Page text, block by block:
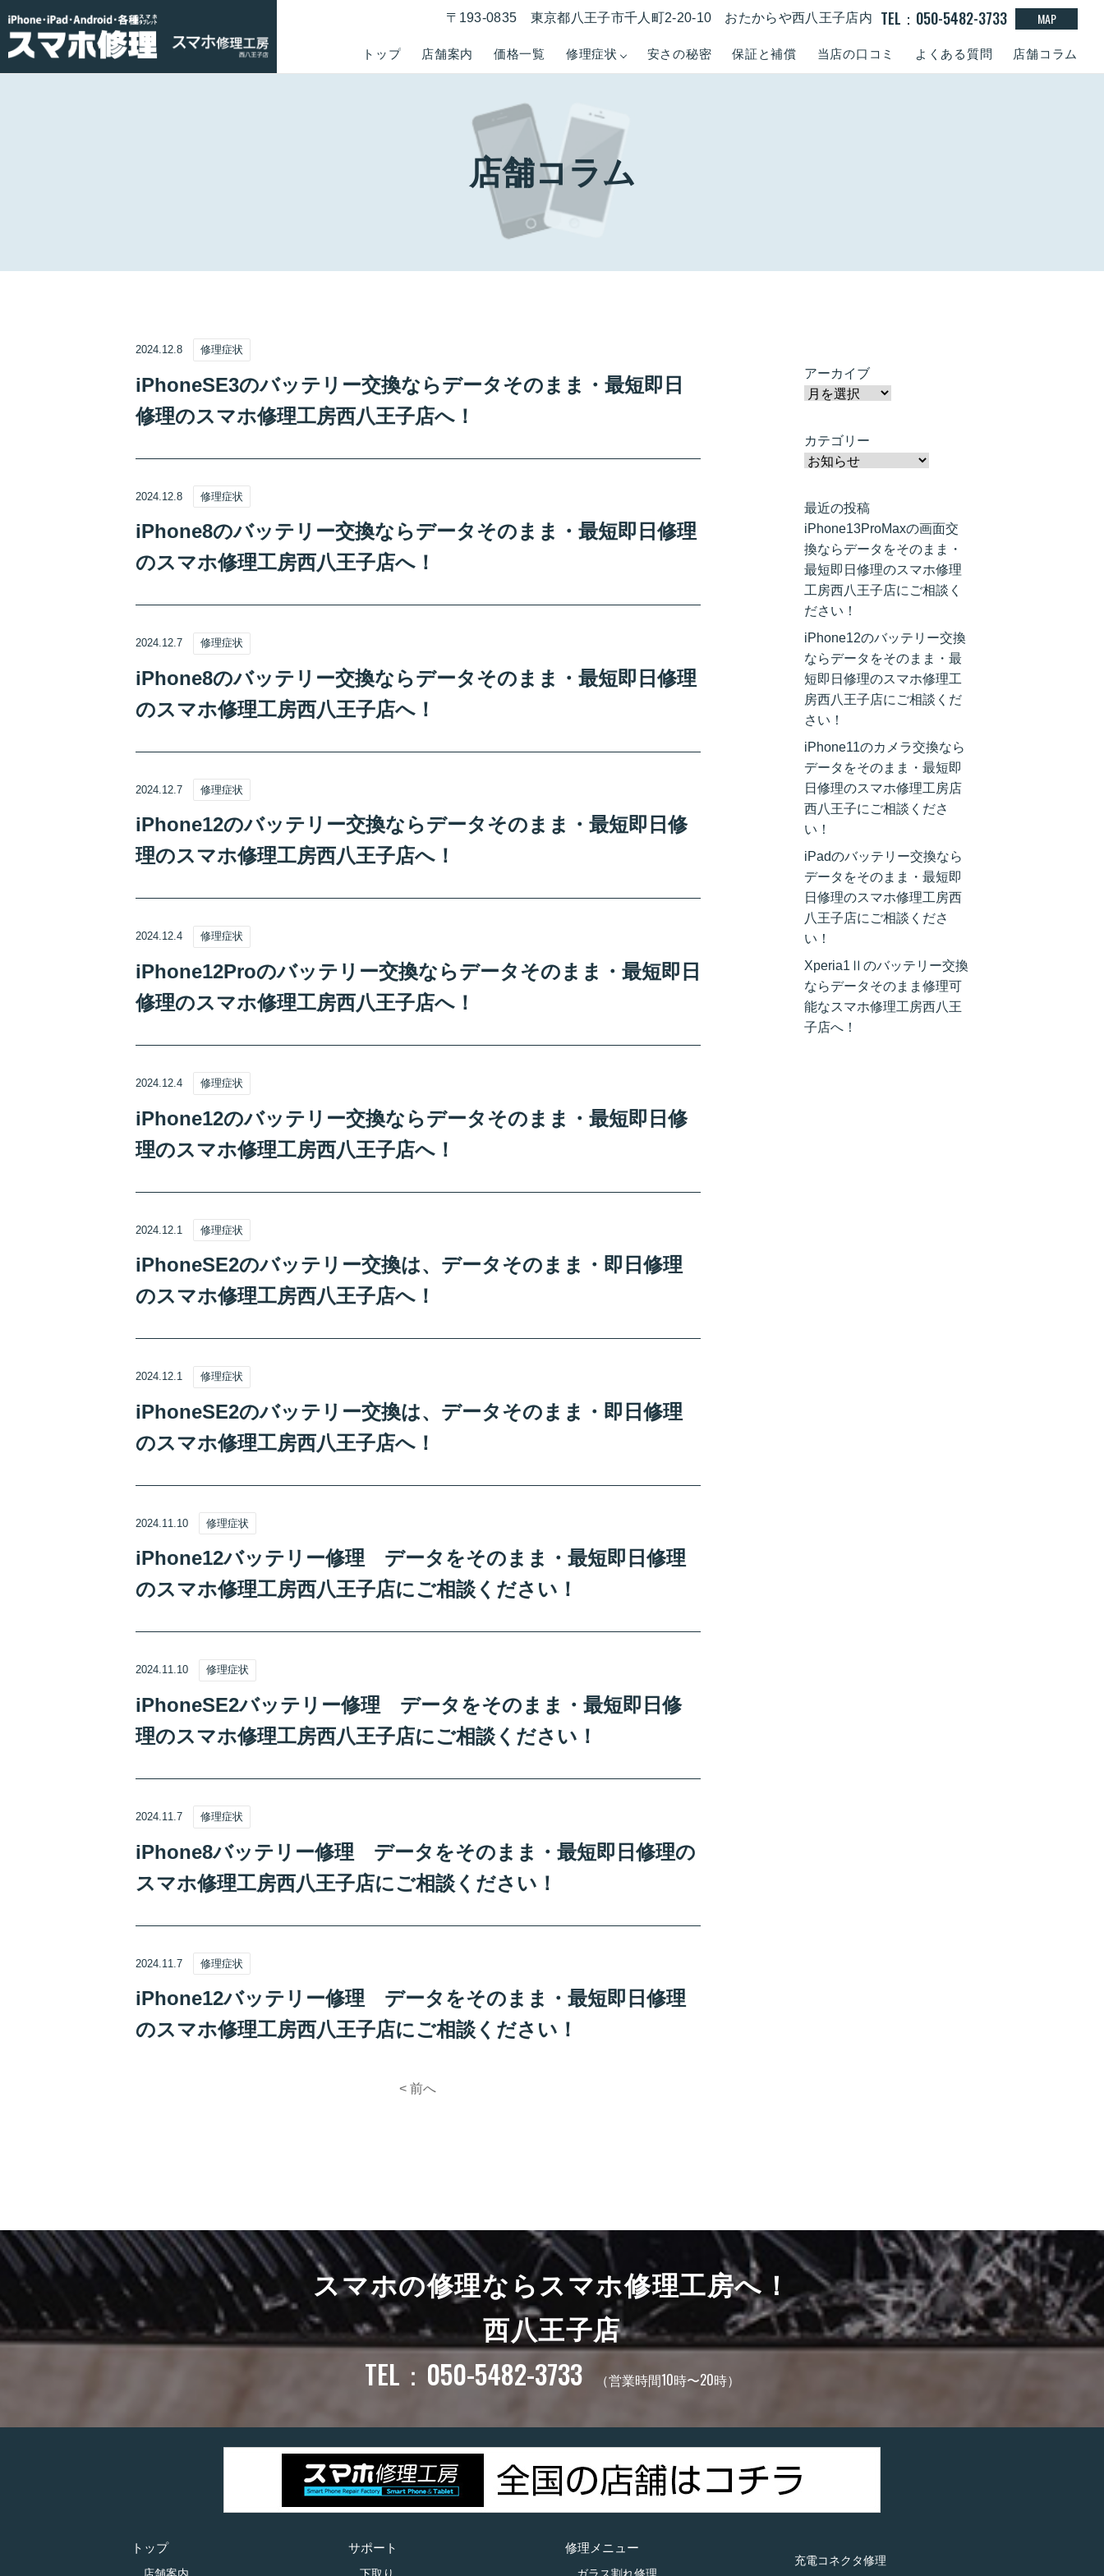
トップ 店舗案内 価格一覧 修理症状 安さの秘密 保証と補償 当店の口コミ よくある質問 店舗コラム
〒193-0835 東京都八王子市千人町2-20-10 おたからや西八王子店内 TEL：050-5482-3733 MAP
店舗コラム
2024.12.8 修理症状
iPhoneSE3のバッテリー交換ならデータそのまま・最短即日
修理のスマホ修理工房西八王子店へ！
2024.12.8 修理症状
iPhone8のバッテリー交換ならデータそのまま・最短即日修理
のスマホ修理工房西八王子店へ！
2024.12.7 修理症状
iPhone8のバッテリー交換ならデータそのまま・最短即日修理
のスマホ修理工房西八王子店へ！
2024.12.7 修理症状
iPhone12のバッテリー交換ならデータそのまま・最短即日修
理のスマホ修理工房西八王子店へ！
2024.12.4 修理症状
iPhone12Proのバッテリー交換ならデータそのまま・最短即日
修理のスマホ修理工房西八王子店へ！
2024.12.4 修理症状
iPhone12のバッテリー交換ならデータそのまま・最短即日修
理のスマホ修理工房西八王子店へ！
2024.12.1 修理症状
iPhoneSE2のバッテリー交換は、データそのまま・即日修理
のスマホ修理工房西八王子店へ！
2024.12.1 修理症状
iPhoneSE2のバッテリー交換は、データそのまま・即日修理
のスマホ修理工房西八王子店へ！
2024.11.10 修理症状
iPhone12バッテリー修理 データをそのまま・最短即日修理
のスマホ修理工房西八王子店にご相談ください！
2024.11.10 修理症状
iPhoneSE2バッテリー修理 データをそのまま・最短即日修
理のスマホ修理工房西八王子店にご相談ください！
2024.11.7 修理症状
iPhone8バッテリー修理 データをそのまま・最短即日修理の
スマホ修理工房西八王子店にご相談ください！
2024.11.7 修理症状
iPhone12バッテリー修理 データをそのまま・最短即日修理
のスマホ修理工房西八王子店にご相談ください！
< 前へ
アーカイブ
カテゴリー
最近の投稿
iPhone13ProMaxの画面交
換ならデータをそのまま・
最短即日修理のスマホ修理
工房西八王子店にご相談く
ださい！
iPhone12のバッテリー交換
ならデータをそのまま・最
短即日修理のスマホ修理工
房西八王子店にご相談くだ
さい！
iPhone11のカメラ交換なら
データをそのまま・最短即
日修理のスマホ修理工房店
西八王子にご相談くださ
い！
iPadのバッテリー交換なら
データをそのまま・最短即
日修理のスマホ修理工房西
八王子店にご相談くださ
い！
Xperia1Ⅱのバッテリー交換
ならデータそのまま修理可
能なスマホ修理工房西八王
子店へ！
スマホの修理ならスマホ修理工房へ！
西八王子店
TEL：050-5482-3733 （営業時間10時〜20時）
トップ
店舗案内
サポート
下取り
修理メニュー
ガラス割れ修理
充電コネクタ修理